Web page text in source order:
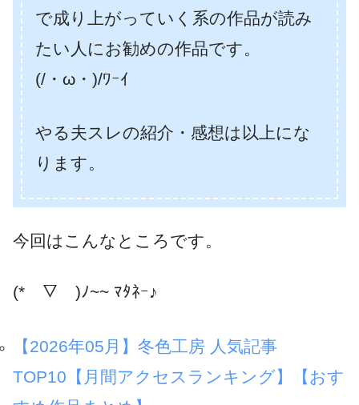
で成り上がっていく系の作品が読み
たい人にお勧めの作品です。
(/・ω・)/ﾜｰｲ
やる夫スレの紹介・感想は以上にな
ります。
今回はこんなところです。
(*￣▽￣)ﾉ~~ ﾏﾀﾈｰ♪
【2026年05月】冬色工房 人気記事
TOP10【月間アクセスランキング】【おす